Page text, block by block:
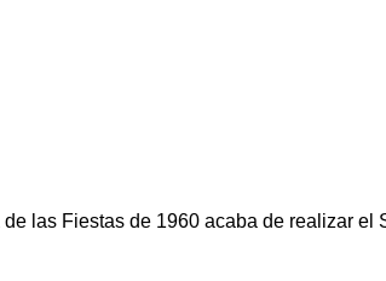
de las Fiestas de 1960 acaba de realizar el